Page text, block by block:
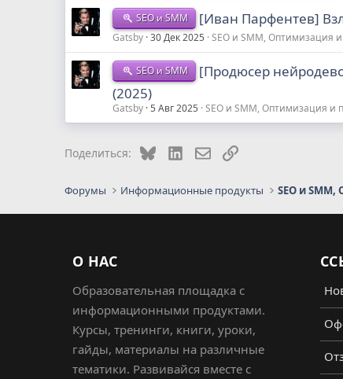
SEO и SMM [Иван Парфентев]
Gatsby 30 Дек 2025 SEO и SMM, Оптимизация
SEO и SMM
[Продюсер
(2025)
Gatsby 5 Авг 2025 SEO и SMM, Оптимизация и
Поделиться: BlueskyLinkedInЭлектронная почта
Ссылка
Форумы Информационные продукты SEO и
О НАС
Образовательная площадка с
информационными продуктами.
Курсы, тренинги, книги, уроки,
гайды, материалы на различные
тематики. Развивайся вместе с